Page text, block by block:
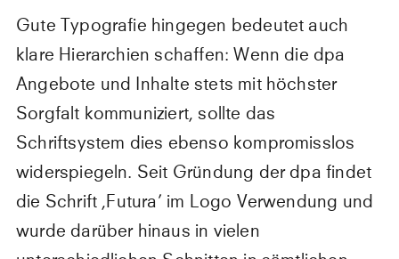
Gute Typografie hingegen bedeutet auch
klare Hierarchien schaffen: Wenn die dpa
Angebote und Inhalte stets mit höchster
Sorgfalt kommuniziert, sollte das
Schriftsystem dies ebenso kompromisslos
widerspiegeln. Seit Gründung der dpa findet
die Schrift ,Futura’ im Logo Verwendung und
wurde darüber hinaus in vielen